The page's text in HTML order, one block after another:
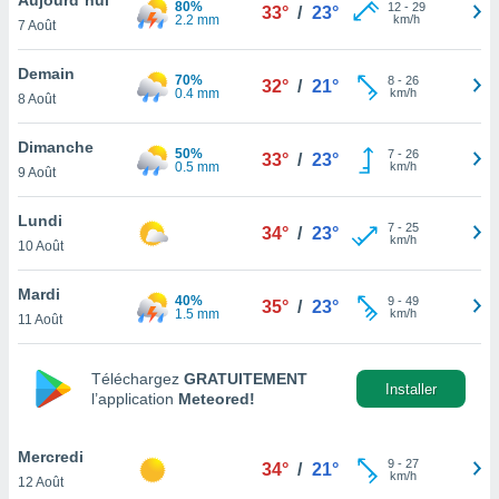
et
»,
au
vous
qu'ils
ou
le
ainsi
un
la
du
7 Août
80%
2.2 mm
33° / 23° 12- 29
km/h
Demain
8 Août
70%
0.4 mm
32° / 21° 8- 26
km/h
Dimanche
9 Août
50%
0.5 mm
33° / 23° 7- 26
km/h
Lundi
10 Août
34° / 23° 7- 25
km/h
Mardi
11 Août
40%
1.5 mm
35° / 23° 9- 49
km/h
Téléchargez GRATUITEMENT
l’application Meteored!
Installer
Mercredi
12 Août
34° / 21° 9- 27
km/h